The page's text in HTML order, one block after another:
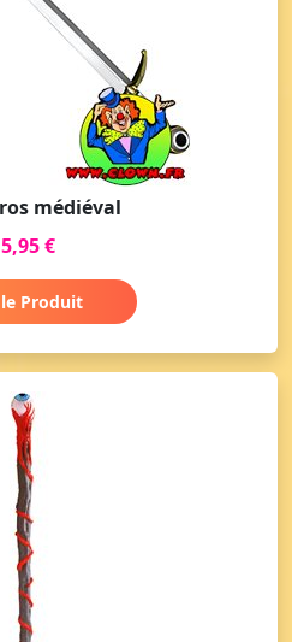
médiéval
€
Produit